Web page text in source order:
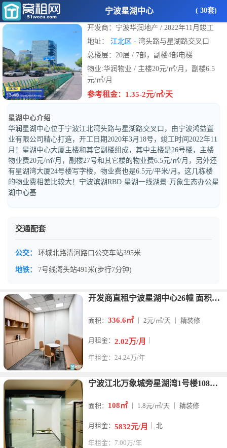
宁波星湖中心 ( 30套)
开发商：宁波华润地产 / 2022年11月竣工
地址： 江北区 - 湾头路与星湖路交叉口
总楼层：20层 / 7部，副楼4部电梯
物业:华润物业 / 主楼20元/㎡/月，副楼6.5
元/㎡/月
参考租金：1.35-2元/㎡/天
星湖中心介绍
华润星湖中心位于宁波江北湾头路与星湖路交叉口，由宁波鸿益置
业有限公司精心打造，开工日期2020年3月18号，竣工时间2022年11
月！星湖中心大厦主楼和其它副楼组成，其中主楼是26号楼，主楼
物业费20元/㎡/月，副楼27号和其它楼的物业费6.5元/㎡/月，另外还
有星湖湾大厦24号楼写字楼，物业费也是6.5元/平米/月。这几栋楼
的物业费相差比较大！宁波滨湖RBD·星湖一线湖景·万象生态办公星
湖中心基
交通配套
公交： 环城北路清河路口公交车站395米
地铁： 7号线湾头站491米(步行7分钟)
开发商直租宁波星湖中心26幢 面积：336.6平得房率：约7
面积： 336.6㎡｜ 2元/㎡/天 ｜ 精装修
月租金： 2.02万/月
年租金：24.24万/年
宁波江北万象城旁星湖湾1号楼108平朝北，看湖1个隔间带水源
面积： 108㎡｜ 1.8元/㎡/天 ｜ 精装修
月租金： 5832元/月 ｜ 北
年租金：7.00万/年